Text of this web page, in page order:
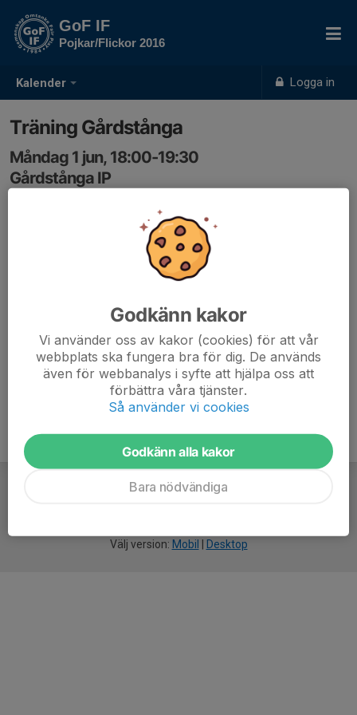
Kalender Logga in
GoF IF
Pojkar/Flickor 2016
Träning Gårdstånga
Måndag 1 jun, 18:00-19:30
Gårdstånga IP
Träning utomhus i Gårdstånga. Glöm inte vattenflaska!
Välj version: Mobil Desktop
Godkänn kakor
Vi använder oss av kakor (cookies) för att vår
webbplats ska fungera bra för dig. De används
även för webbanalys i syfte att hjälpa oss att
förbättra våra tjänster.
Så använder vi cookies
Godkänn alla kakor
Bara nödvändiga